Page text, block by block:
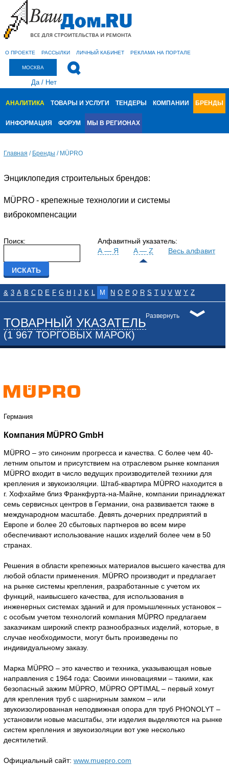
О ПРОЕКТЕ РАССЫЛКИ ЛИЧНЫЙ КАБИНЕТ РЕКЛАМА НА ПОРТАЛЕ
МОСКВА
Да/ Нет
АНАЛИТИКА ТОВАРЫ И УСЛУГИ ТЕНДЕРЫ КОМПАНИИ БРЕНДЫ
ИНФОРМАЦИЯ ФОРУМ МЫ В РЕГИОНАХ
Главная / Бренды /MÜPRO
Энциклопедия строительных брендов:
MÜPRO - крепежные технологии и системы
виброкомпенсации
Алфавитный указатель:
А — Я
A — Z Весь алфавит
Поиск:
& 3 A B C D E F G H J K L M N O P Q R S T U V W Y Z
Развернуть
ТОВАРНЫЙ УКАЗАТЕЛЬ
(1 967 ТОРГОВЫХ МАРОК)
Германия
Компания MÜPRO GmbH
MÜPRO – это синоним прогресса и качества. С более чем 40-
летним опытом и присутствием на отраслевом рынке компания
MÜPRO входит в число ведущих производителей техники для
крепления и звукоизоляции. Штаб-квартира MÜPRO находится в
г. Хофхайме близ Франкфурта-на-Майне, компании принадлежат
семь сервисных центров в Германии, она развивается также в
международном масштабе. Девять дочерних предприятий в
Европе и более 20 сбытовых партнеров во всем мире
обеспечивают использование наших изделий более чем в 50
странах.
Решения в области крепежных материалов высшего качества для
любой области применения. MÜPRO производит и предлагает
на рынке системы крепления, разработанные с учетом их
функций, наивысшего качества, для использования в
инженерных системах зданий и для промышленных установок –
с особым учетом технологий компания MÜPRO предлагаем
заказчикам широкий спектр разнообразных изделий, которые, в
случае необходимости, могут быть произведены по
индивидуальному заказу.
Марка MÜPRO – это качество и техника, указывающая новые
направления с 1964 года: Своими инновациями – такими, как
безопасный зажим MÜPRO, MÜPRO OPTIMAL – первый хомут
для крепления труб с шарнирным замком – или
звукоизолированная неподвижная опора для труб PHONOLYT –
установили новые масштабы, эти изделия выделяются на рынке
систем крепления и звукоизоляции вот уже несколько
десятилетий.
Официальный сайт: www.muepro.com